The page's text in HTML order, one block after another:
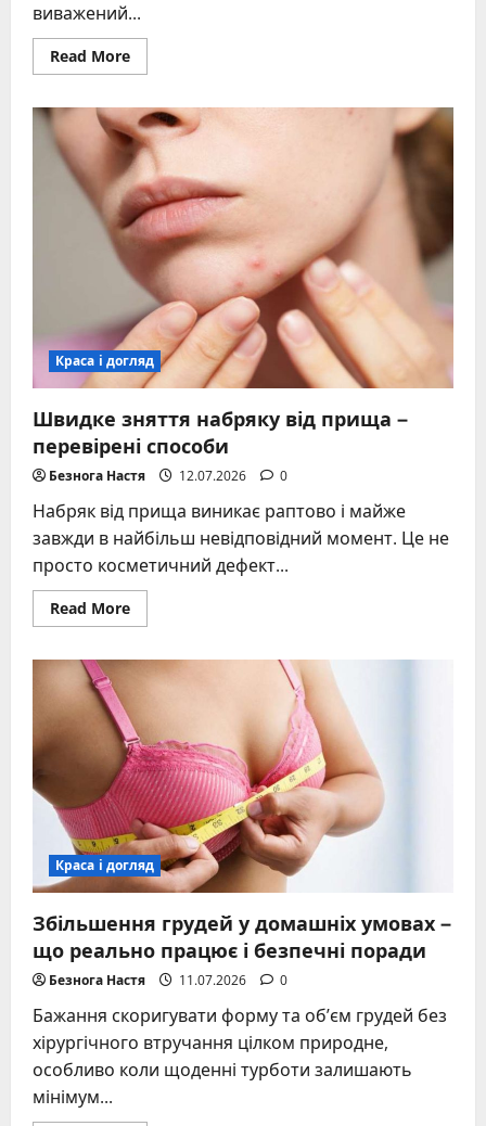
виважений...
Read MoreRead
more
коштує
прокол
вуха
в
Україні
у
2026
році:
повний
ціновий
гід
Краса і догляд
Швидке зняття набряку від прища –
перевірені способи
Безнога Настя 12.07.2026 0
Набряк від прища виникає раптово і майже
завжди в найбільш невідповідний момент. Це не
просто косметичний дефект...
Read MoreRead
more
зняття
набряку
–
перевірені
способи
Краса і догляд
Збільшення грудей у домашніх умовах –
що реально працює і безпечні поради
Безнога Настя 11.07.2026 0
Бажання скоригувати форму та об’єм грудей без
хірургічного втручання цілком природне,
особливо коли щоденні турботи залишають
мінімум...